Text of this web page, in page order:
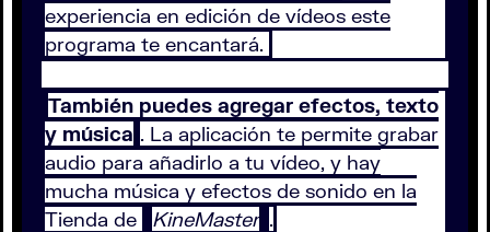
experiencia en edición de vídeos este
programa te encantará.
También puedes agregar efectos, texto
y música . La aplicación te permite grabar
audio para añadirlo a tu vídeo, y hay
mucha música y efectos de sonido en la
Tienda de
KineMaster .